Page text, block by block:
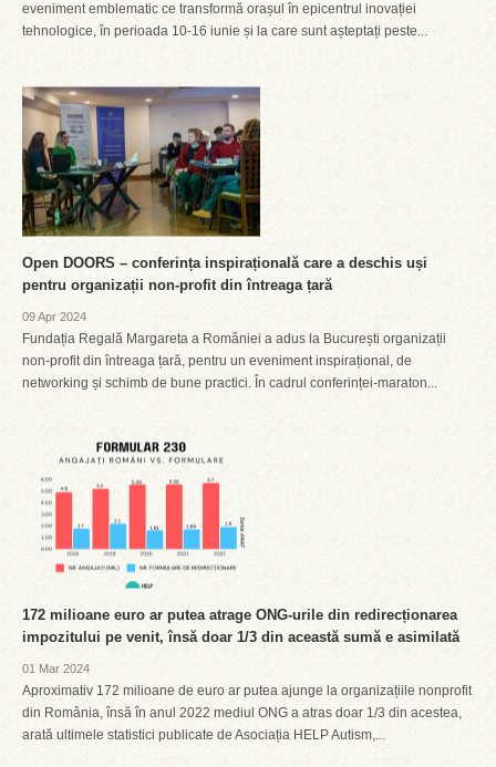
eveniment emblematic ce transformă orașul în epicentrul inovației
tehnologice, în perioada 10-16 iunie și la care sunt așteptați peste...
Open DOORS – conferința inspirațională care a deschis uși
pentru organizații non-profit din întreaga țară
09 Apr 2024
Fundația Regală Margareta a României a adus la București organizații
non-profit din întreaga țară, pentru un eveniment inspirațional, de
networking și schimb de bune practici. În cadrul conferinței-maraton...
172 milioane euro ar putea atrage ONG-urile din redirecționarea
impozitului pe venit, însă doar 1/3 din această sumă e asimilată
01 Mar 2024
Aproximativ 172 milioane de euro ar putea ajunge la organizațiile nonprofit
din România, însă în anul 2022 mediul ONG a atras doar 1/3 din acestea,
arată ultimele statistici publicate de Asociația HELP Autism,...